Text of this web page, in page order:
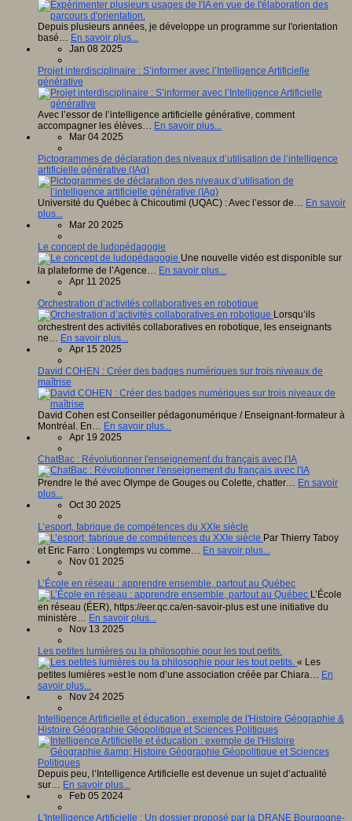
Depuis plusieurs années, je développe un programme sur l'orientation
basé… En savoir plus...
Jan 08 2025
Projet interdisciplinaire : S’informer avec l’Intelligence Artificielle
générative
Avec l’essor de l’intelligence artificielle générative, comment
accompagner les élèves… En savoir plus...
Mar 04 2025
Pictogrammes de déclaration des niveaux d’utilisation de l’intelligence
artificielle générative (IAg)
Université du Québec à Chicoutimi (UQAC) : Avec l’essor de… En savoir
plus...
Mar 20 2025
Le concept de ludopédagogie
Une nouvelle vidéo est disponible sur
la plateforme de l’Agence… En savoir plus...
Apr 11 2025
Orchestration d’activités collaboratives en robotique
Lorsqu’ils
orchestrent des activités collaboratives en robotique, les enseignants
ne… En savoir plus...
Apr 15 2025
David COHEN : Créer des badges numériques sur trois niveaux de
maîtrise
David Cohen est Conseiller pédagonumérique / Enseignant-formateur à
Montréal. En… En savoir plus...
Apr 19 2025
ChatBac : Révolutionner l'enseignement du français avec l'IA
Prendre le thé avec Olympe de Gouges ou Colette, chatter… En savoir
plus...
Oct 30 2025
L’esport, fabrique de compétences du XXIe siècle
Par Thierry Taboy
et Eric Farro : Longtemps vu comme… En savoir plus...
Nov 01 2025
L’École en réseau : apprendre ensemble, partout au Québec
L’École
en réseau (ÉER), https://eer.qc.ca/en-savoir-plus est une initiative du
ministère… En savoir plus...
Nov 13 2025
Les petites lumières ou la philosophie pour les tout petits.
« Les
petites lumières »est le nom d’une association créée par Chiara… En
savoir plus...
Nov 24 2025
Intelligence Artificielle et éducation : exemple de l'Histoire Géographie &
Histoire Géographie Géopolitique et Sciences Politiques
Depuis peu, l’Intelligence Artificielle est devenue un sujet d’actualité
sur… En savoir plus...
Feb 05 2024
L'Intelligence Artificielle : Un dossier proposé par la DRANE Bourgogne-